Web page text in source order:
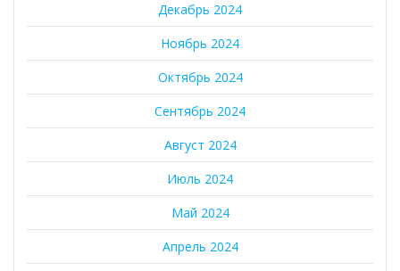
Декабрь 2024
Ноябрь 2024
Октябрь 2024
Сентябрь 2024
Август 2024
Июль 2024
Май 2024
Апрель 2024